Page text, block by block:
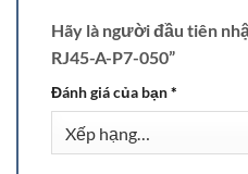
Hãy là người đầu tiên
RJ45-A-P7-050”
Đánh giá của bạn*